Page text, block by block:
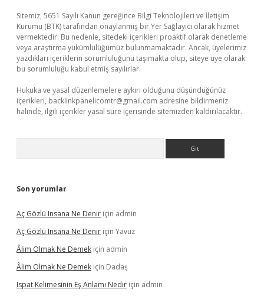
Sitemiz, 5651 Sayılı Kanun gereğince Bilgi Teknolojileri ve İletişim
Kurumu (BTK) tarafından onaylanmış bir Yer Sağlayıcı olarak hizmet
vermektedir. Bu nedenle, sitedeki içerikleri proaktif olarak denetleme
veya araştırma yükümlülüğümüz bulunmamaktadır. Ancak, üyelerimiz
yazdıkları içeriklerin sorumluluğunu taşımakta olup, siteye üye olarak
bu sorumluluğu kabul etmiş sayılırlar.
Hukuka ve yasal düzenlemelere aykırı olduğunu düşündüğünüz
içerikleri, backlinkpanelicomtr@gmail.com adresine bildirmeniz
halinde, ilgili içerikler yasal süre içerisinde sitemizden kaldırılacaktır.
Son yorumlar
Aç Gözlü Insana Ne Denir için admin
Aç Gözlü Insana Ne Denir için Yavuz
Âlim Olmak Ne Demek için admin
Âlim Olmak Ne Demek için Dadaş
Ispat Kelimesinin Eş Anlamı Nedir için admin